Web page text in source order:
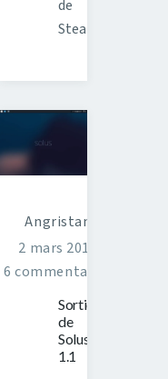
de
Steam…
Angristan
2 mars 2016
6 commentaires
Sortie
de
Solus
1.1